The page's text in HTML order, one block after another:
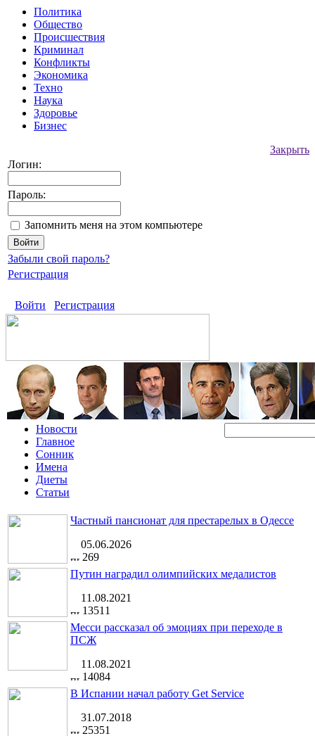
Политика
Общество
Происшествия
Криминал
Конфликты
Экономика
Техно
Наука
Здоровье
Бизнес
Закрыть
Логин:
Пароль:
Запомнить меня на этом компьютере
Забыли свой пароль?
Регистрация
Войти Регистрация
Новости
Главное
Сонник
Имена
Диеты
Статьи
Частный пансионат для престарелых в Одессе
05.06.2026
269
Путин наградил олимпийских медалистов
11.08.2021
13511
Месси рассказал об эмоциях при переходе в
ПСЖ
11.08.2021
14084
В Испании начал работу Get Service
31.07.2018
25351